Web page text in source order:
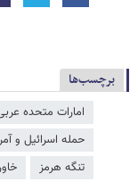
برچسب‌ها
امارات متحده
حمله اسرائیل و
تنگه هرمز